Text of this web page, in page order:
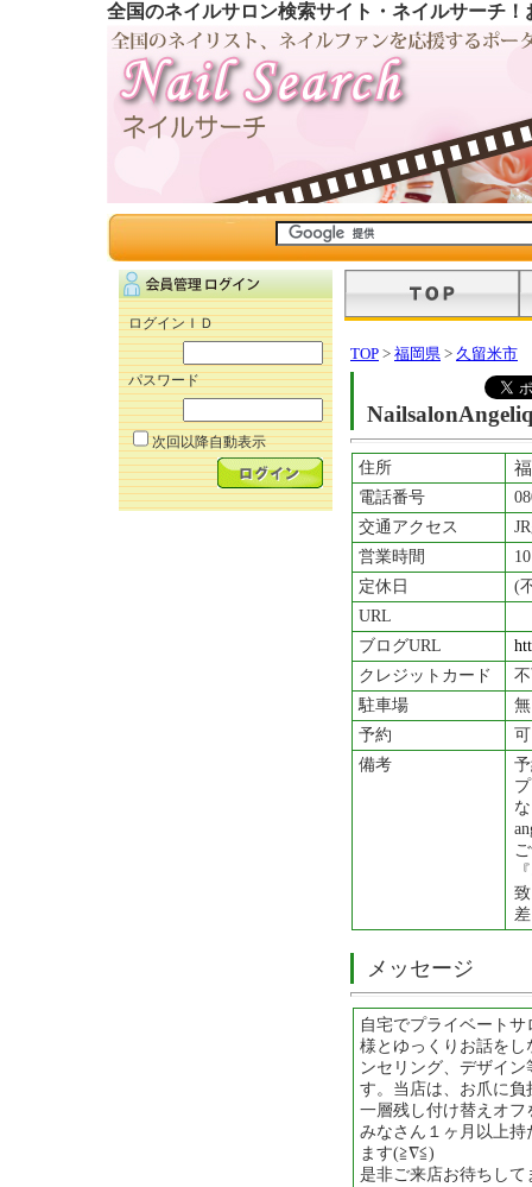
全国のネイルサロン検索サイト・ネイルサーチ
ログインＩＤ
パスワード
次回以降自動表示
TOP > 福岡県 > 久留米市
住所
電話番号
交通アクセス
営業時間
定休日
(
URL
ブログURL
クレジットカード
駐車場
無
予約
可
備考
メッセージ
自宅でプライベート
様とゆっくりお話を
ンセリング、デザイ
す。当店は、お爪に
一層残し付け替えオ
みなさん１ヶ月以上
ます(≧∇≦)
是非ご来店お待ちし